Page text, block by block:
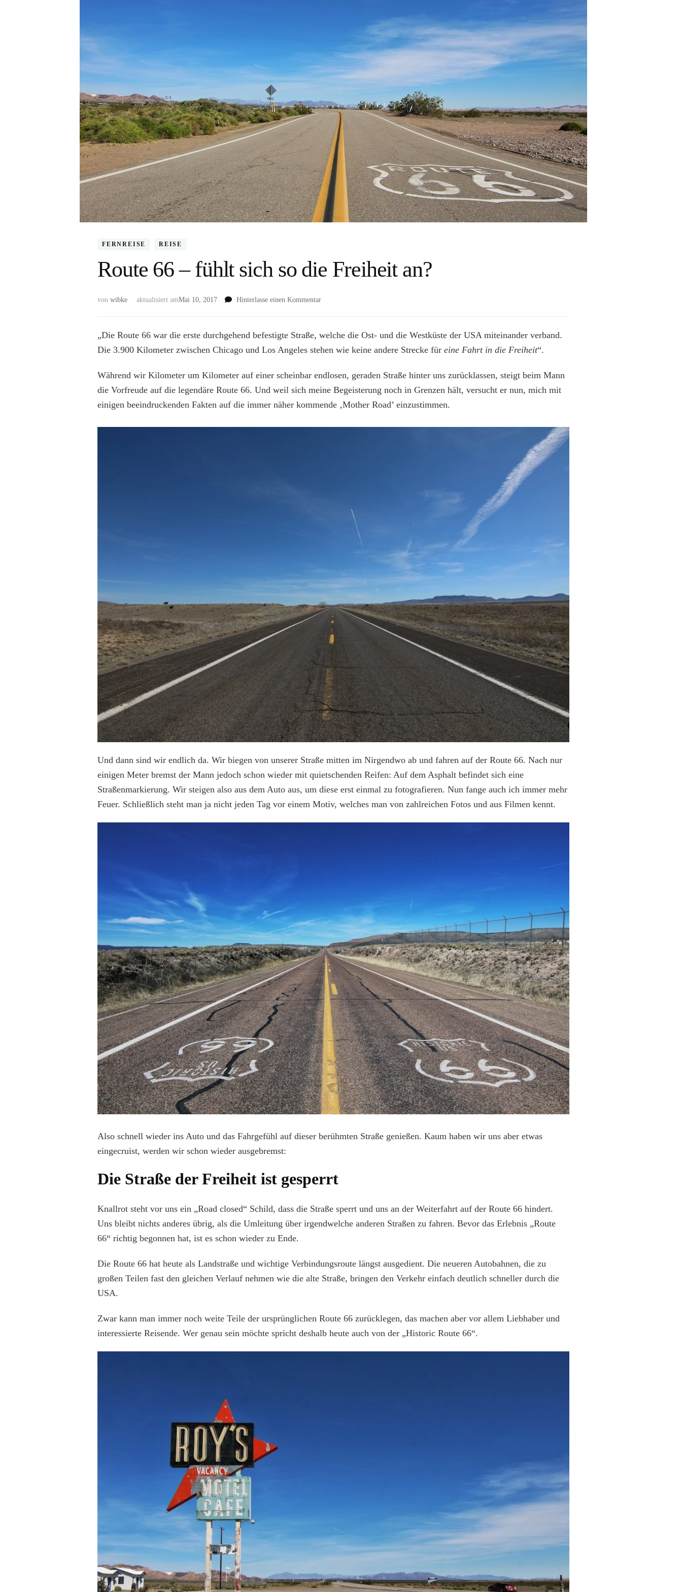
FERNREISE REISE
Route 66 – fühlt sich so die Freiheit an?
von wibke aktualisiert amMai 10, 2017 Hinterlasse einen Kommentarzu
sich
die
an?
„Die Route 66 war die erste durchgehend befestigte Straße, welche die Ost- und die Westküste der USA miteinander verband.
Die 3.900 Kilometer zwischen Chicago und Los Angeles stehen wie keine andere Strecke für eine Fahrt in die Freiheit“.
Während wir Kilometer um Kilometer auf einer scheinbar endlosen, geraden Straße hinter uns zurücklassen, steigt beim Mann
die Vorfreude auf die legendäre Route 66. Und weil sich meine Begeisterung noch in Grenzen hält, versucht er nun, mich mit
einigen beeindruckenden Fakten auf die immer näher kommende ‚Mother Road’ einzustimmen.
Und dann sind wir endlich da. Wir biegen von unserer Straße mitten im Nirgendwo ab und fahren auf der Route 66. Nach nur
einigen Meter bremst der Mann jedoch schon wieder mit quietschenden Reifen: Auf dem Asphalt befindet sich eine
Straßenmarkierung. Wir steigen also aus dem Auto aus, um diese erst einmal zu fotografieren. Nun fange auch ich immer mehr
Feuer. Schließlich steht man ja nicht jeden Tag vor einem Motiv, welches man von zahlreichen Fotos und aus Filmen kennt.
Also schnell wieder ins Auto und das Fahrgefühl auf dieser berühmten Straße genießen. Kaum haben wir uns aber etwas
eingecruist, werden wir schon wieder ausgebremst:
Die Straße der Freiheit ist gesperrt
Knallrot steht vor uns ein „Road closed“ Schild, dass die Straße sperrt und uns an der Weiterfahrt auf der Route 66 hindert.
Uns bleibt nichts anderes übrig, als die Umleitung über irgendwelche anderen Straßen zu fahren. Bevor das Erlebnis „Route
66“ richtig begonnen hat, ist es schon wieder zu Ende.
Die Route 66 hat heute als Landstraße und wichtige Verbindungsroute längst ausgedient. Die neueren Autobahnen, die zu
großen Teilen fast den gleichen Verlauf nehmen wie die alte Straße, bringen den Verkehr einfach deutlich schneller durch die
USA.
Zwar kann man immer noch weite Teile der ursprünglichen Route 66 zurücklegen, das machen aber vor allem Liebhaber und
interessierte Reisende. Wer genau sein möchte spricht deshalb heute auch von der „Historic Route 66“.